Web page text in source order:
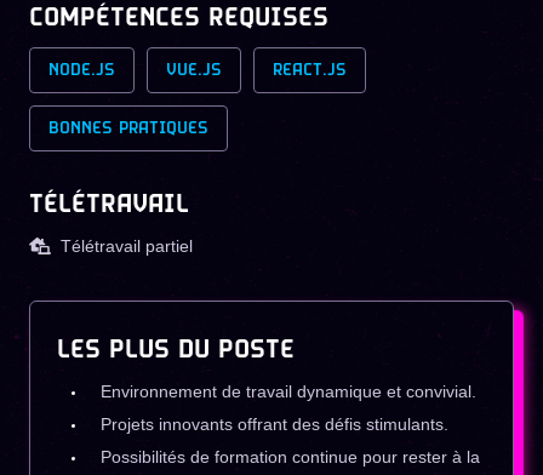
COMPÉTENCES REQUISES
NODE.JS VUE.JS REACT.JS
BONNES PRATIQUES
TÉLÉTRAVAIL
Télétravail partiel
LES PLUS DU POSTE
Environnement de travail dynamique et convivial.
Projets innovants offrant des défis stimulants.
Possibilités de formation continue pour rester à la